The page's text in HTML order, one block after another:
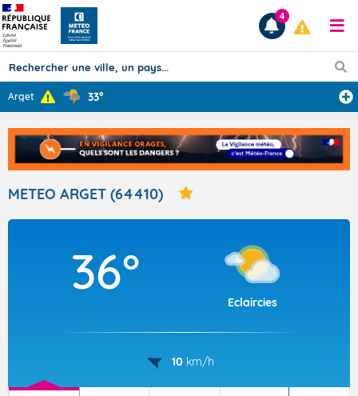
Prévisions
TOUS LES RÉSULTATS
Articles
4
Arget 33°
METEO ARGET (64410)
36°
Eclaircies
10 km/h